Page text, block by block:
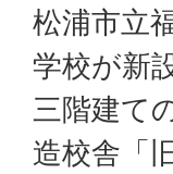
松浦市立
学校が新
三階建て
造校舎「